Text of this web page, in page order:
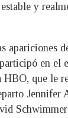
y
apariciones
en el
HBO, que le
Jennifer